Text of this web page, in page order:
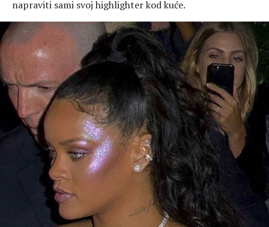
napraviti sami svoj highlighter kod kuće.